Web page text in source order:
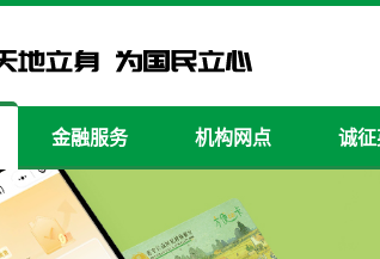
金融服务 机构网点 诚